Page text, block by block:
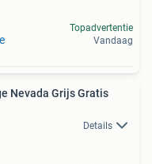
Topadvertentie
Vandaag
Nevada Grijs Gratis
Details